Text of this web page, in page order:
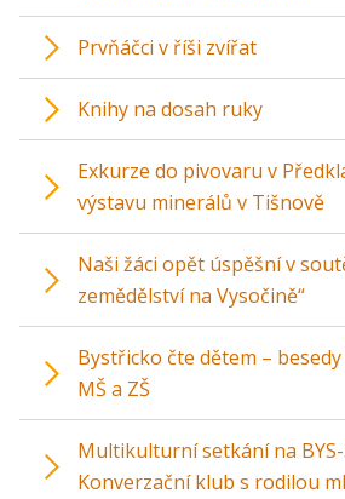
Prvňáčci v říši zvířat
Knihy na dosah ruky
Exkurze do pivovaru v
výstavu minerálů v Tišnově
Naši žáci opět úspěšní v
zemědělství na Vysočině“
Bystřicko čte dětem –
MŠ a ZŠ
Multikulturní setkání na BYS-
Konverzační klub s rodilou